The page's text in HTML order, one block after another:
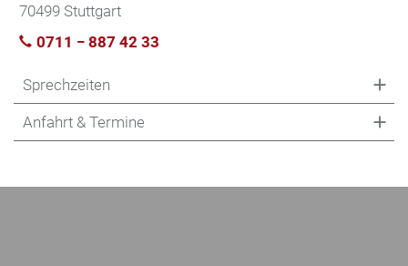
70499 Stuttgart
0711 − 887 42 33
Sprechzeiten
Anfahrt & Termine